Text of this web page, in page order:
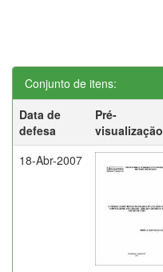
Conjunto de itens:
Data de
defesa
Pré-
visualização
18-Abr-2007